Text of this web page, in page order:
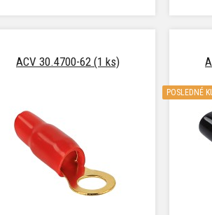
ACV 30.4700-62 (1 ks)
POSLEDNÉ